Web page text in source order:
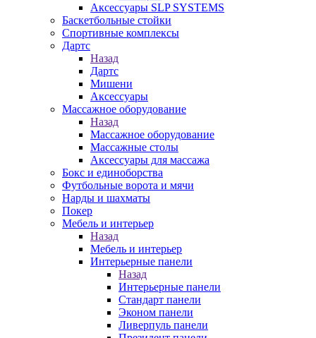
Аксессуары SLP SYSTEMS
Баскетбольные стойки
Спортивные комплексы
Дартс
Назад
Дартс
Мишени
Аксессуары
Массажное оборудование
Назад
Массажное оборудование
Массажные столы
Аксессуары для массажа
Бокс и единоборства
Футбольные ворота и мячи
Нарды и шахматы
Покер
Мебель и интерьер
Назад
Мебель и интерьер
Интерьерные панели
Назад
Интерьерные панели
Стандарт панели
Эконом панели
Ливерпуль панели